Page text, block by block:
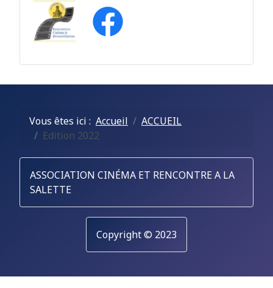
Vous êtes ici : Accueil
ACCUEIL
Edition 2022
ASSOCIATION CINÉMA ET RENCONTRE A LA
SALETTE
Copyright © 2023